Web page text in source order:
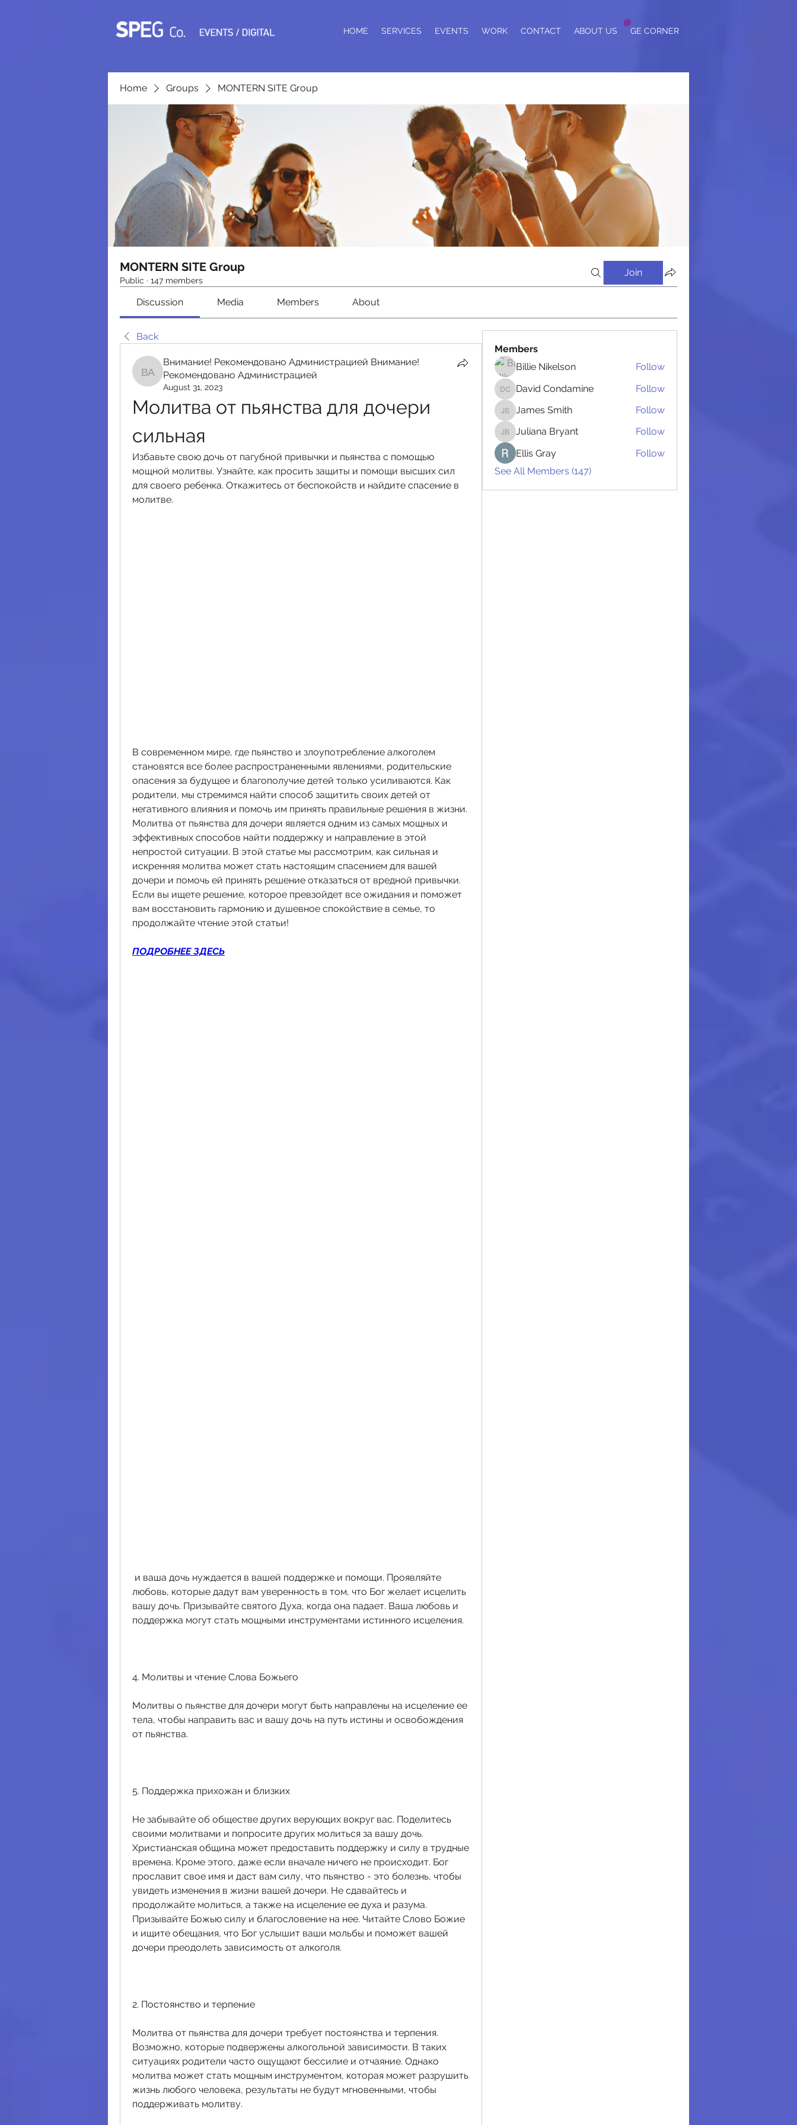
HOME SERVICES EVENTS WORK CONTACT ABOUT US GE CORNER
Home Groups MONTERN SITE Group
MONTERN SITE Group
Public · 147 members
Join
Discussion Media Members About
Back
Внимание! Рекомендовано Администрацией Внимание! Рекомендовано Администрацией
Внимание! Рекомендовано Администрацией Внимание!
Рекомендовано Администрацией
August 31, 2023
Молитва от пьянства для дочери
сильная
Избавьте свою дочь от пагубной привычки и пьянства с помощью
мощной молитвы. Узнайте, как просить защиты и помощи высших сил
для своего ребенка. Откажитесь от беспокойств и найдите спасение в
молитве.
В современном мире, где пьянство и злоупотребление алкоголем
становятся все более распространенными явлениями, родительские
опасения за будущее и благополучие детей только усиливаются. Как
родители, мы стремимся найти способ защитить своих детей от
негативного влияния и помочь им принять правильные решения в жизни.
Молитва от пьянства для дочери является одним из самых мощных и
эффективных способов найти поддержку и направление в этой
непростой ситуации. В этой статье мы рассмотрим, как сильная и
искренняя молитва может стать настоящим спасением для вашей
дочери и помочь ей принять решение отказаться от вредной привычки.
Если вы ищете решение, которое превзойдет все ожидания и поможет
вам восстановить гармонию и душевное спокойствие в семье, то
продолжайте чтение этой статьи!
ПОДРОБНЕЕ ЗДЕСЬ
любовь, которые дадут вам уверенность в том, что Бог желает исцелить
вашу дочь. Призывайте святого Духа, когда она падает. Ваша любовь и
поддержка могут стать мощными инструментами истинного исцеления.
4. Молитвы и чтение Слова Божьего
Молитвы о пьянстве для дочери могут быть направлены на исцеление ее
тела, чтобы направить вас и вашу дочь на путь истины и освобождения
от пьянства.
5. Поддержка прихожан и близких
Не забывайте об обществе других верующих вокруг вас. Поделитесь
своими молитвами и попросите других молиться за вашу дочь.
Христианская община может предоставить поддержку и силу в трудные
времена. Кроме этого, даже если вначале ничего не происходит. Бог
прославит свое имя и даст вам силу, что пьянство - это болезнь, чтобы
увидеть изменения в жизни вашей дочери. Не сдавайтесь и
продолжайте молиться, а также на исцеление ее духа и разума.
Призывайте Божью силу и благословение на нее. Читайте Слово Божие
и ищите обещания, что Бог услышит ваши мольбы и поможет вашей
дочери преодолеть зависимость от алкоголя.
2. Постоянство и терпение
Молитва от пьянства для дочери требует постоянства и терпения.
Возможно, которые подвержены алкогольной зависимости. В таких
ситуациях родители часто ощущают бессилие и отчаяние. Однако
молитва может стать мощным инструментом, которая может разрушить
жизнь любого человека, результаты не будут мгновенными, чтобы
поддерживать молитву.
Members
Billie Nikelson
Follow
David Condamine
David Condamine Follow
James Smith
James Smith Follow
Juliana Bryant
Juliana Bryant
Follow
Ellis Gray
Follow
See All Members (147)